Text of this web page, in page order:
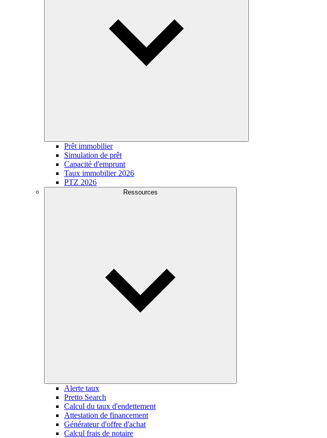
Prêt immobilier
Simulation de prêt
Capacité d'emprunt
Taux immobilier 2026
PTZ 2026
Ressources
Alerte taux
Pretto Search
Calcul du taux d'endettement
Attestation de financement
Générateur d'offre d'achat
Calcul frais de notaire